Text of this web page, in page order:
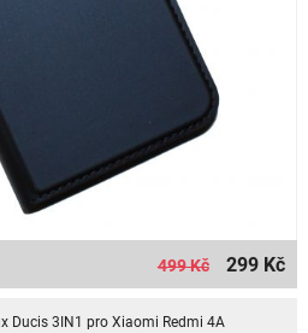
499 Kč 299 Kč
Ducis 3IN1 pro Xiaomi Redmi 4A